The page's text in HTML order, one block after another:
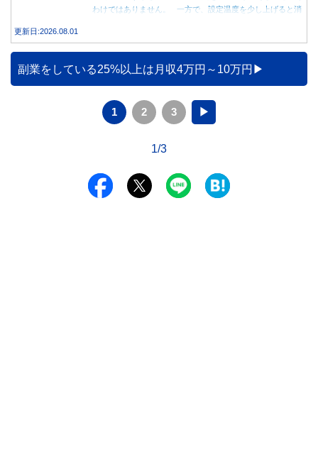
わけではありません。 一方で、設定温度を少し上げると消
データをもとに、節約効果の目安と快適に過ごすためのポイ
ントを分かりやすく解説します。
更新日:2026.08.01
副業をしている25%以上は月収4万円～10万円
1 2 3 ▶
1/3